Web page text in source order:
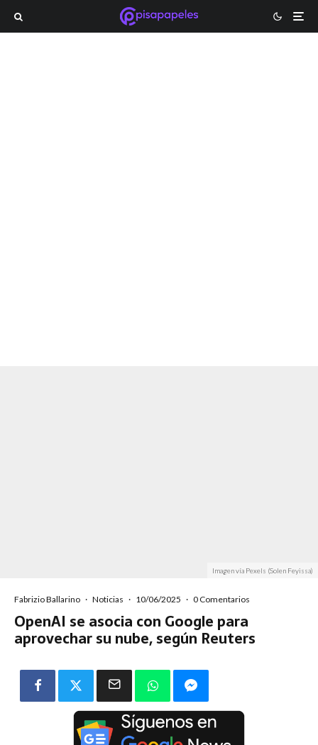
Imagen vía Pexels (Solen Feyissa)
Fabrizio Ballarino · Noticias · 10/06/2025 · 0 Comentarios
OpenAI se asocia con Google para
aprovechar su nube, según Reuters